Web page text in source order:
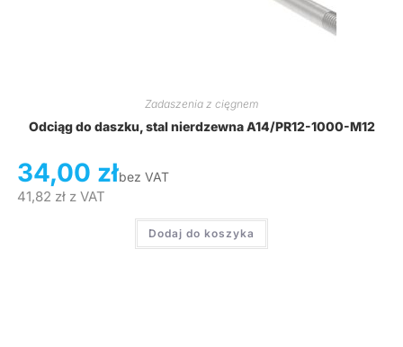
Zadaszenia z cięgnem
Odciąg do daszku, stal nierdzewna A14/PR12-1000-M12
34,00 złbez VAT
41,82 złz VAT
Dodaj do koszyka